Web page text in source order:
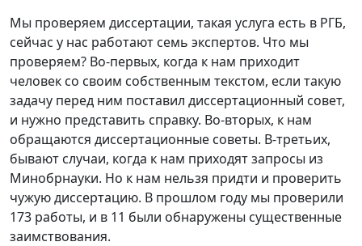
Мы проверяем диссертации, такая услуга есть в РГБ,
сейчас у нас работают семь экспертов. Что мы
проверяем? Во-первых, когда к нам приходит
человек со своим собственным текстом, если такую
задачу перед ним поставил диссертационный совет,
и нужно представить справку. Во-вторых, к нам
обращаются диссертационные советы. В-третьих,
бывают случаи, когда к нам приходят запросы из
Минобрнауки. Но к нам нельзя придти и проверить
чужую диссертацию. В прошлом году мы проверили
173 работы, и в 11 были обнаружены существенные
заимствования.